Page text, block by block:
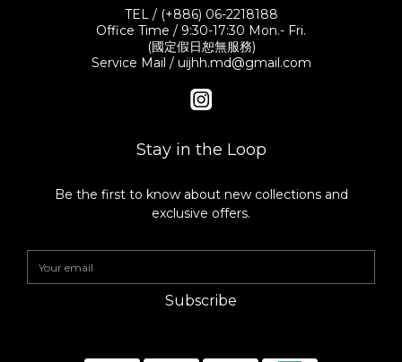
TEL / (+886) 06-2218188
Office Time / 9:30-17:30 Mon.- Fri.
(國定假日恕無服務)
Service Mail / uijhh.md@gmail.com
Stay in the Loop
Be the first to know about new collections and
exclusive offers.
Subscribe